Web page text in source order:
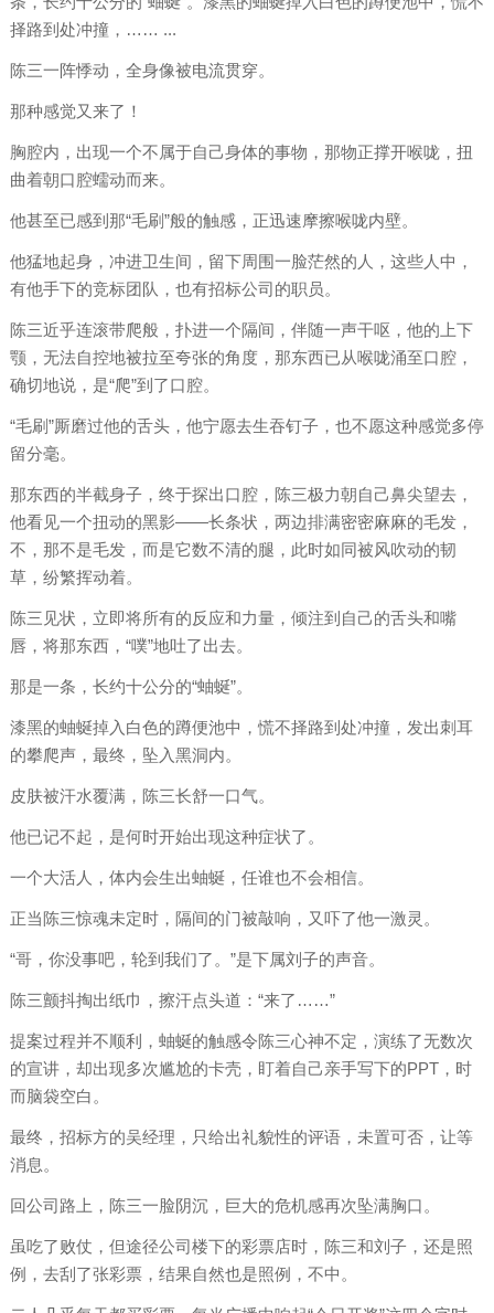
择路到处冲撞，…… ...
陈三一阵悸动，全身像被电流贯穿。
那种感觉又来了！
胸腔内，出现一个不属于自己身体的事物，那物正撑开喉咙，扭
曲着朝口腔蠕动而来。
他甚至已感到那“毛刷”般的触感，正迅速摩擦喉咙内壁。
他猛地起身，冲进卫生间，留下周围一脸茫然的人，这些人中，
有他手下的竞标团队，也有招标公司的职员。
陈三近乎连滚带爬般，扑进一个隔间，伴随一声干呕，他的上下
颚，无法自控地被拉至夸张的角度，那东西已从喉咙涌至口腔，
确切地说，是“爬”到了口腔。
“毛刷”厮磨过他的舌头，他宁愿去生吞钉子，也不愿这种感觉多停
留分毫。
那东西的半截身子，终于探出口腔，陈三极力朝自己鼻尖望去，
他看见一个扭动的黑影——长条状，两边排满密密麻麻的毛发，
不，那不是毛发，而是它数不清的腿，此时如同被风吹动的韧
草，纷繁挥动着。
陈三见状，立即将所有的反应和力量，倾注到自己的舌头和嘴
唇，将那东西，“噗”地吐了出去。
那是一条，长约十公分的“蚰蜒”。
漆黑的蚰蜒掉入白色的蹲便池中，慌不择路到处冲撞，发出刺耳
的攀爬声，最终，坠入黑洞内。
皮肤被汗水覆满，陈三长舒一口气。
他已记不起，是何时开始出现这种症状了。
一个大活人，体内会生出蚰蜒，任谁也不会相信。
正当陈三惊魂未定时，隔间的门被敲响，又吓了他一激灵。
“哥，你没事吧，轮到我们了。”是下属刘子的声音。
陈三颤抖掏出纸巾，擦汗点头道：“来了……”
提案过程并不顺利，蚰蜒的触感令陈三心神不定，演练了无数次
的宣讲，却出现多次尴尬的卡壳，盯着自己亲手写下的PPT，时
而脑袋空白。
最终，招标方的吴经理，只给出礼貌性的评语，未置可否，让等
消息。
回公司路上，陈三一脸阴沉，巨大的危机感再次坠满胸口。
虽吃了败仗，但途径公司楼下的彩票店时，陈三和刘子，还是照
例，去刮了张彩票，结果自然也是照例，不中。